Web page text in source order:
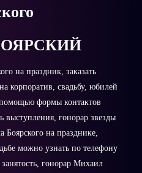
на праздник, заказать
корпоратив, свадьбу, юбилей
формы контактов
гонорар звезды
Боярского на празднике,
можно узнать по телефону
гонорар Михаил